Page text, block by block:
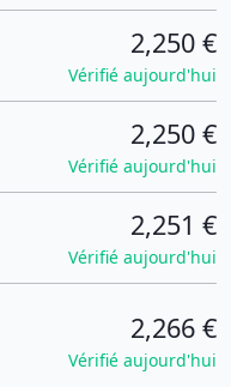
2,250 €
Vérifié aujourd'hui
2,250 €
Vérifié aujourd'hui
2,251 €
Vérifié aujourd'hui
2,266 €
Vérifié aujourd'hui